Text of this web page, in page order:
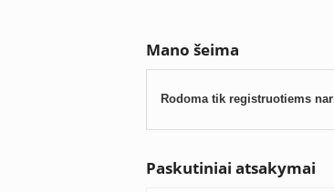
Mano šeima
Rodoma tik registruotiems
Paskutiniai atsakymai